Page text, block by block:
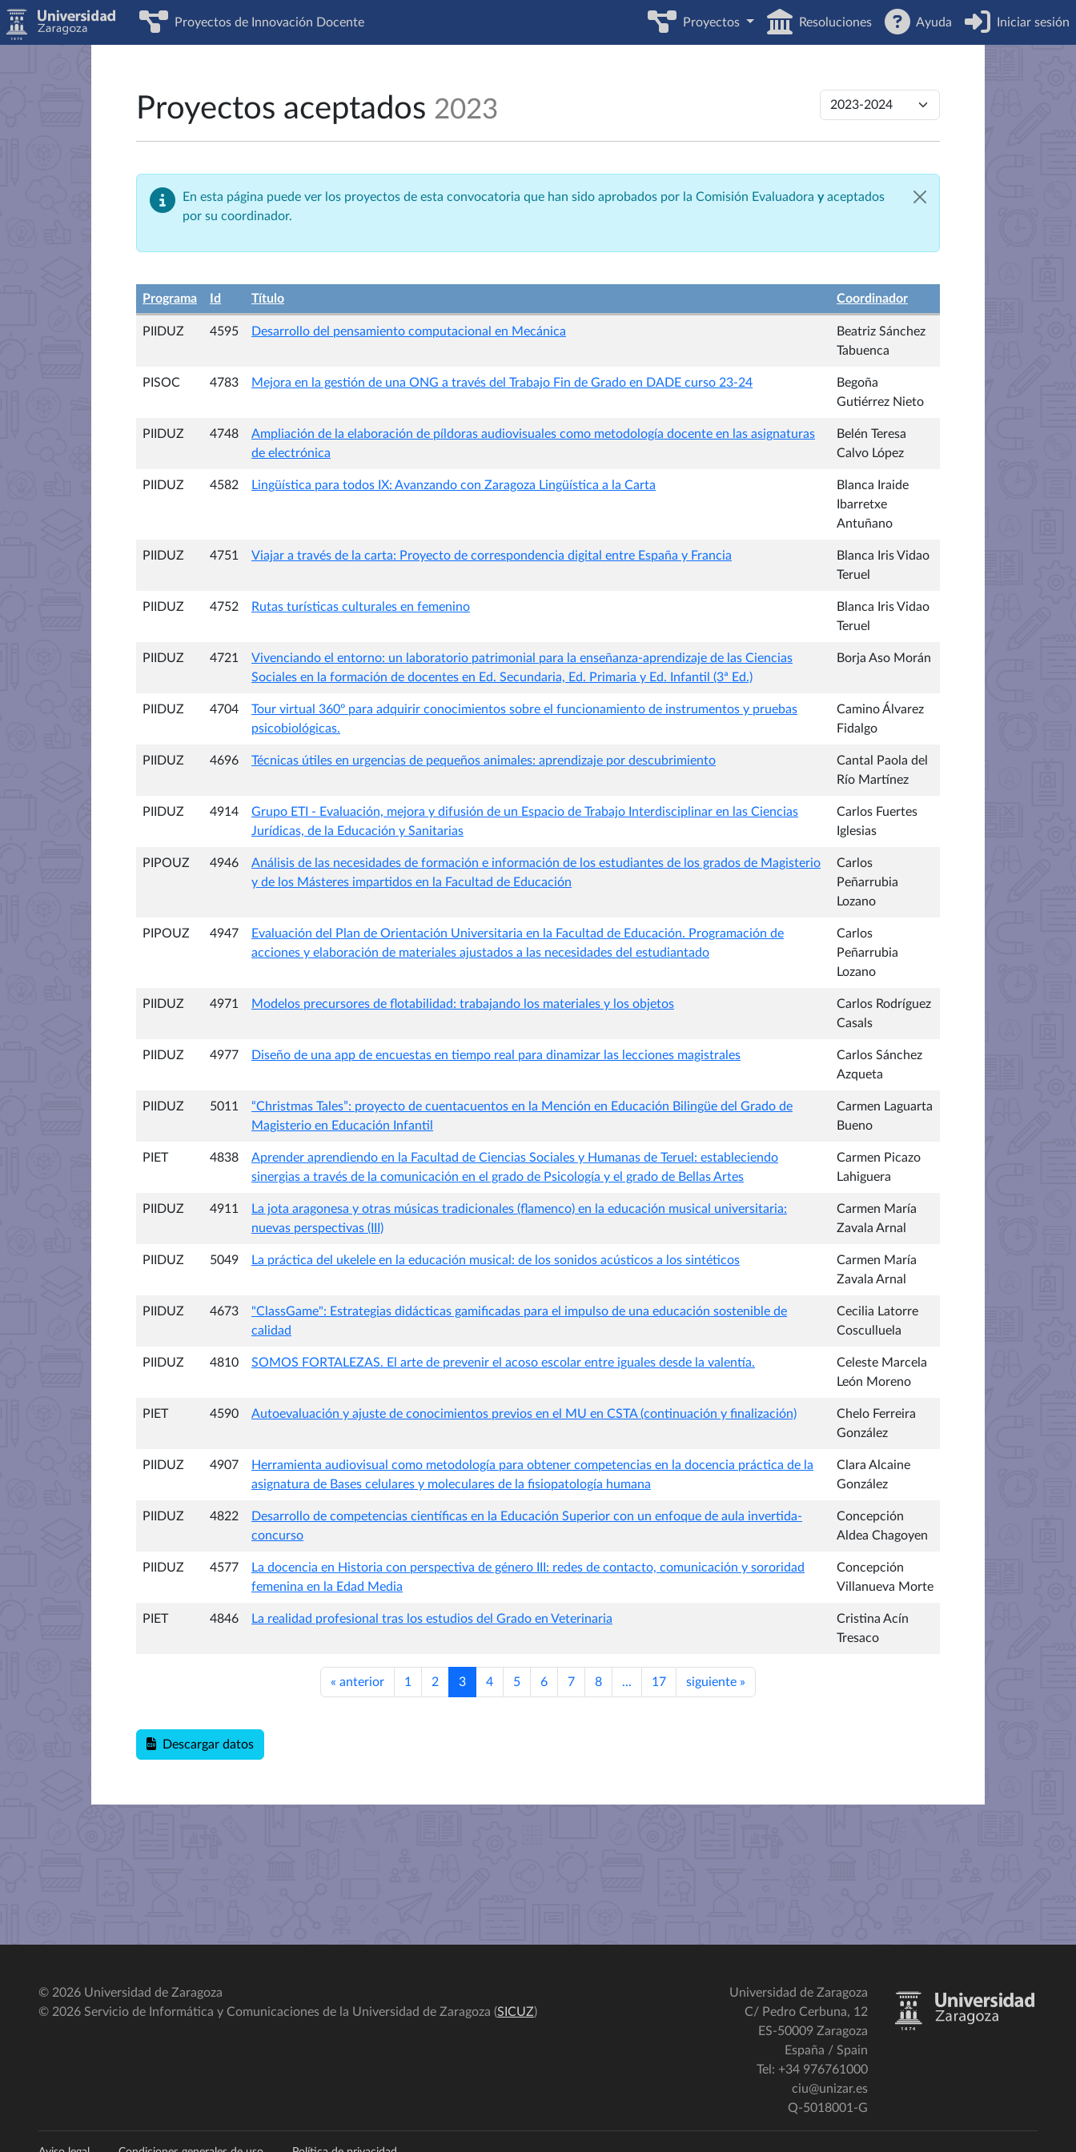
Proyectos de Innovación Docente Proyectos Resoluciones Ayuda Iniciar sesión
Proyectos aceptados 2023
En esta página puede ver los proyectos de esta convocatoria que han sido aprobados por la Comisión Evaluadora yaceptados
por su coordinador.
Programa Id Título Coordinador
PIIDUZ 4595 Desarrollo del pensamiento computacional en Mecánica
Beatriz Sánchez
Tabuenca
PISOC 4783 Mejora en la gestión de una ONG a través del Trabajo Fin de Grado en DADE curso 23-24
Begoña
Gutiérrez Nieto
PIIDUZ 4748
Ampliación de la elaboración de píldoras audiovisuales como metodología docente en las asignaturas
de electrónica
Belén Teresa
Calvo López
PIIDUZ 4582 Lingüística para todos IX: Avanzando con Zaragoza Lingüística a la Carta
Blanca Iraide
Ibarretxe
Antuñano
PIIDUZ 4751 Viajar a través de la carta: Proyecto de correspondencia digital entre España y Francia
Blanca Iris Vidao
Teruel
PIIDUZ 4752 Rutas turísticas culturales en femenino
Blanca Iris Vidao
Teruel
PIIDUZ 4721
Vivenciando el entorno: un laboratorio patrimonial para la enseñanza-aprendizaje de las Ciencias
Sociales en la formación de docentes en Ed. Secundaria, Ed. Primaria y Ed. Infantil (3ª Ed.)
Borja Aso Morán
PIIDUZ 4704
Tour virtual 360º para adquirir conocimientos sobre el funcionamiento de instrumentos y pruebas
psicobiológicas.
Camino Álvarez
Fidalgo
PIIDUZ 4696 Técnicas útiles en urgencias de pequeños animales: aprendizaje por descubrimiento
Cantal Paola del
Río Martínez
PIIDUZ 4914
Grupo ETI - Evaluación, mejora y difusión de un Espacio de Trabajo Interdisciplinar en las Ciencias
Jurídicas, de la Educación y Sanitarias
Carlos Fuertes
Iglesias
PIPOUZ 4946
Análisis de las necesidades de formación e información de los estudiantes de los grados de Magisterio
y de los Másteres impartidos en la Facultad de Educación
Carlos
Peñarrubia
Lozano
PIPOUZ 4947
Evaluación del Plan de Orientación Universitaria en la Facultad de Educación. Programación de
acciones y elaboración de materiales ajustados a las necesidades del estudiantado
Carlos
Peñarrubia
Lozano
PIIDUZ 4971 Modelos precursores de flotabilidad: trabajando los materiales y los objetos
Carlos Rodríguez
Casals
PIIDUZ 4977 Diseño de una app de encuestas en tiempo real para dinamizar las lecciones magistrales
Carlos Sánchez
Azqueta
PIIDUZ 5011
“Christmas Tales”: proyecto de cuentacuentos en la Mención en Educación Bilingüe del Grado de
Magisterio en Educación Infantil
Carmen Laguarta
Bueno
PIET 4838
Aprender aprendiendo en la Facultad de Ciencias Sociales y Humanas de Teruel: estableciendo
sinergias a través de la comunicación en el grado de Psicología y el grado de Bellas Artes
Carmen Picazo
Lahiguera
PIIDUZ 4911
La jota aragonesa y otras músicas tradicionales (flamenco) en la educación musical universitaria:
nuevas perspectivas (III)
Carmen María
Zavala Arnal
PIIDUZ 5049 La práctica del ukelele en la educación musical: de los sonidos acústicos a los sintéticos
Carmen María
Zavala Arnal
PIIDUZ 4673
"ClassGame": Estrategias didácticas gamificadas para el impulso de una educación sostenible de
calidad
Cecilia Latorre
Cosculluela
PIIDUZ 4810 SOMOS FORTALEZAS. El arte de prevenir el acoso escolar entre iguales desde la valentía.
Celeste Marcela
León Moreno
PIET 4590 Autoevaluación y ajuste de conocimientos previos en el MU en CSTA (continuación y finalización)
Chelo Ferreira
González
PIIDUZ 4907
Herramienta audiovisual como metodología para obtener competencias en la docencia práctica de la
asignatura de Bases celulares y moleculares de la fisiopatología humana
Clara Alcaine
González
PIIDUZ 4822
Desarrollo de competencias científicas en la Educación Superior con un enfoque de aula invertida-
concurso
Concepción
Aldea Chagoyen
PIIDUZ 4577
La docencia en Historia con perspectiva de género III: redes de contacto, comunicación y sororidad
femenina en la Edad Media
Concepción
Villanueva Morte
PIET 4846 La realidad profesional tras los estudios del Grado en Veterinaria
Cristina Acín
Tresaco
« anterior 1 2 3 4 5 6 7 8 ... 17 siguiente »
Descargar datos
© 2026 Universidad de Zaragoza
© 2026 Servicio de Informática y Comunicaciones de la Universidad de Zaragoza (SICUZ)
Universidad de Zaragoza
C/ Pedro Cerbuna, 12
ES-50009 Zaragoza
España / Spain
Tel: +34 976761000
ciu@unizar.es
Q-5018001-G